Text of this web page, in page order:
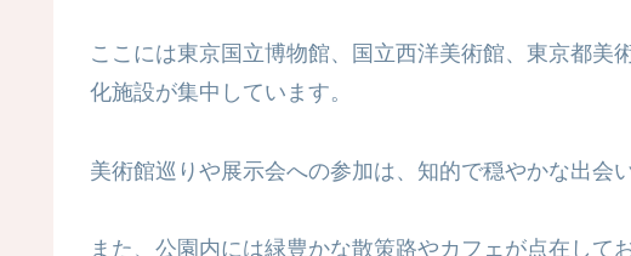
ここには東京国立博物館、国立西洋美術館、東京都美
化施設が集中しています。
美術館巡りや展示会への参加は、知的で穏やかな出会
また、公園内には緑豊かな散策路やカフェが点在して